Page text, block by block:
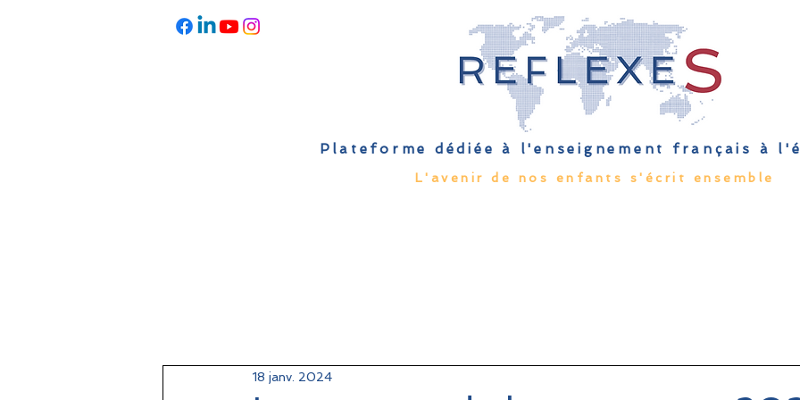
Plateforme dédiée à l'enseignement français à
L'avenir de nos enfants s'écrit ensemble
18 janv. 2024